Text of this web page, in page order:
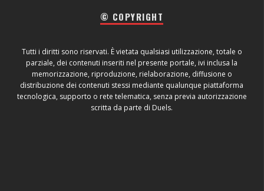
© COPYRIGHT
Tutti i diritti sono riservati. È vietata qualsiasi utilizzazione, totale o
parziale, dei contenuti inseriti nel presente portale, ivi inclusa la
memorizzazione, riproduzione, rielaborazione, diffusione o
distribuzione dei contenuti stessi mediante qualunque piattaforma
tecnologica, supporto o rete telematica, senza previa autorizzazione
scritta da parte di Duels.